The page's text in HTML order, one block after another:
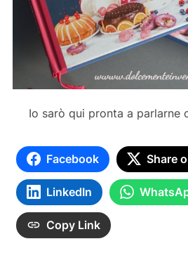
Io sarò qui pronta a parlarne
Facebook Share
LinkedIn
Copy Link